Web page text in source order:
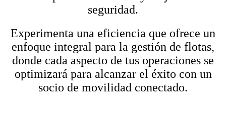
seguridad.
Experimenta una eficiencia que ofrece un
enfoque integral para la gestión de flotas,
donde cada aspecto de tus operaciones se
optimizará para alcanzar el éxito con un
socio de movilidad conectado.